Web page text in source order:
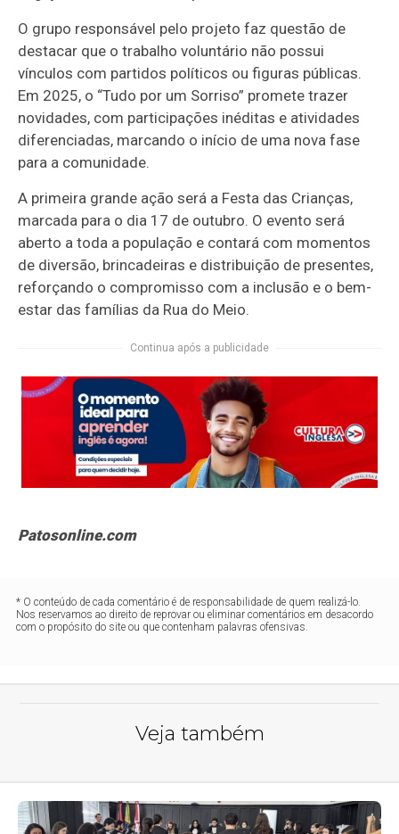
O grupo responsável pelo projeto faz questão de
destacar que o trabalho voluntário não possui
vínculos com partidos políticos ou figuras públicas.
Em 2025, o “Tudo por um Sorriso” promete trazer
novidades, com participações inéditas e atividades
diferenciadas, marcando o início de uma nova fase
para a comunidade.
A primeira grande ação será a Festa das Crianças,
marcada para o dia 17 de outubro. O evento será
aberto a toda a população e contará com momentos
de diversão, brincadeiras e distribuição de presentes,
reforçando o compromisso com a inclusão e o bem-
estar das famílias da Rua do Meio.
Continua após a publicidade
Patosonline.com
* O conteúdo de cada comentário é de responsabilidade de quem realizá-lo.
Nos reservamos ao direito de reprovar ou eliminar comentários em desacordo
com o propósito do site ou que contenham palavras ofensivas.
Veja também